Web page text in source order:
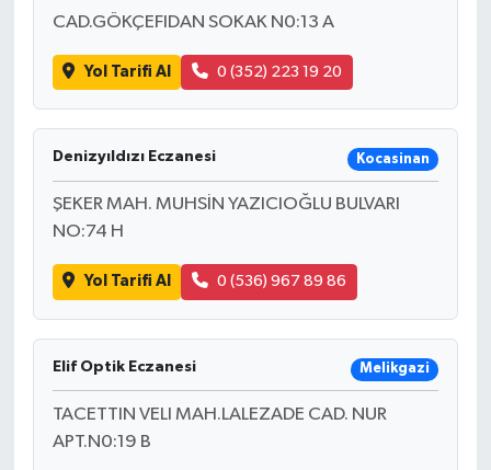
CAD.GÖKÇEFIDAN SOKAK N0:13 A
Yol Tarifi Al 0 (352) 223 19 20
Denizyıldızı Eczanesi Kocasinan
ŞEKER MAH. MUHSİN YAZICIOĞLU BULVARI
NO:74 H
Yol Tarifi Al 0 (536) 967 89 86
Elif Optik Eczanesi Melikgazi
TACETTIN VELI MAH.LALEZADE CAD. NUR
APT.N0:19 B